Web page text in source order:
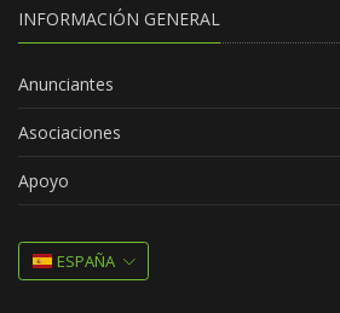
INFORMACIÓN GENERAL
Anunciantes
Asociaciones
Apoyo
ESPAÑA